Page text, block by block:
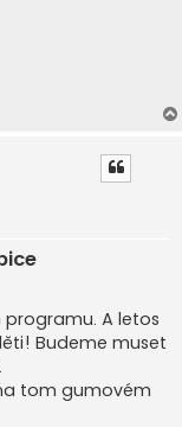
A letos
Budeme muset
tom gumovém